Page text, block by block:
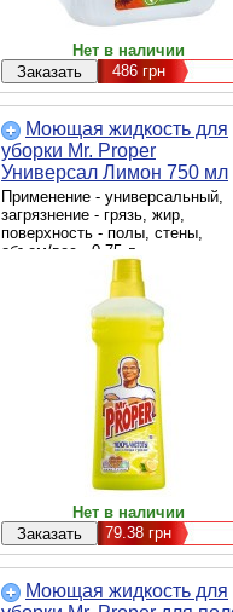
Нет в наличии
486грн
Моющая жидкость для
уборки Mr. Proper
Универсал Лимон 750 мл
(5413149157378)
Применение - универсальный,
загрязнение - грязь, жир,
поверхность - полы, стены,
объем/вес - 0.75 л
Нет в наличии
79.38 грн
Моющая жидкость для